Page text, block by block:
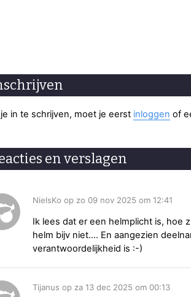
in te schrijven, moet je eerst inloggen of
en verslagen
NielsKo op zo 09 nov 2025 om 12:41
Ik lees dat er een helmplicht is, hoe
helm bijv niet…. En aangezien
verantwoordelijkheid is :-)
Tijanus op za 13 dec 2025 om 00:13